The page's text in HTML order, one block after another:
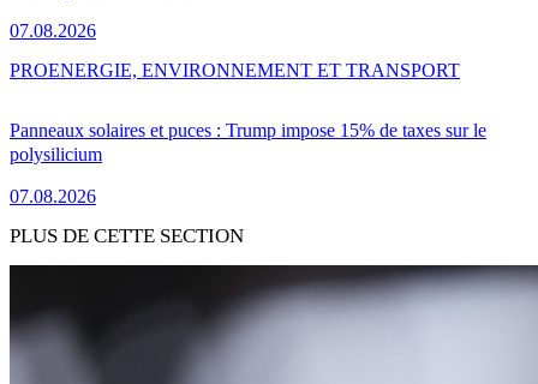
07.08.2026
Panneaux solaires et puces : Trump impose 15% de taxes sur le
polysilicium
07.08.2026
PROENERGIE, ENVIRONNEMENT ET TRANSPORT
PLUS DE CETTE SECTION